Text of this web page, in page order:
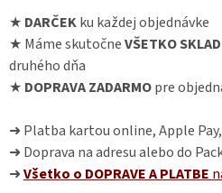
★ DARČEKku každej objednávke
★ Máme skutočneVŠETKO
druhého dňa
★ DOPRAVA ZADARMOpre
➜ Platba kartou online, Apple
➜ Doprava na adresu alebo do
➜Všetko o DOPRAVE A PLATBE